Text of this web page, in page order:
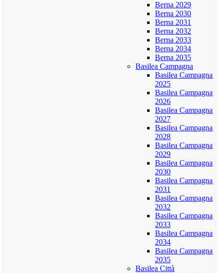
Berna 2029
Berna 2030
Berna 2031
Berna 2032
Berna 2033
Berna 2034
Berna 2035
Basilea Campagna
Basilea Campagna
2025
Basilea Campagna
2026
Basilea Campagna
2027
Basilea Campagna
2028
Basilea Campagna
2029
Basilea Campagna
2030
Basilea Campagna
2031
Basilea Campagna
2032
Basilea Campagna
2033
Basilea Campagna
2034
Basilea Campagna
2035
Basilea Città